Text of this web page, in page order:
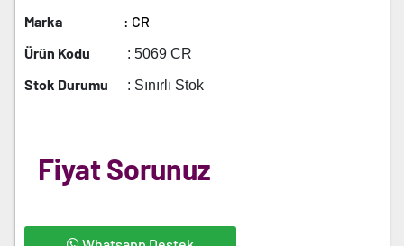
Marka
: CR
Ürün Kodu
: 5069 CR
Stok Durumu : Sınırlı Stok
Fiyat Sorunuz